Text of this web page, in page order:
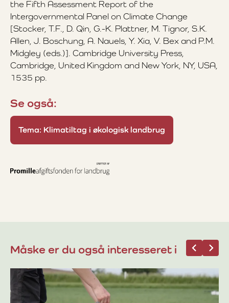
the Fifth Assessment Report of the
Intergovernmental Panel on Climate Change
[Stocker, T.F., D. Qin, G.-K. Plattner, M. Tignor, S.K.
Allen, J. Boschung, A. Nauels, Y. Xia, V. Bex and P.M.
Midgley (eds.)]. Cambridge University Press,
Cambridge, United Kingdom and New York, NY, USA,
1535 pp.
Se også:
Tema: Klimatiltag i økologisk landbrug
Måske er du også interesseret i